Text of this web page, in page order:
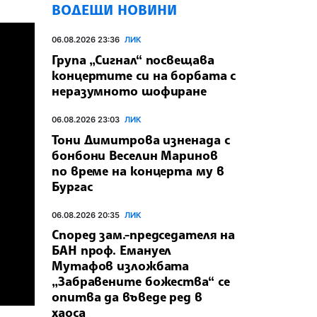
ВОДЕЩИ НОВИНИ
06.08.2026 23:36 ЛИК
Група „Сигнал“ посвещава
концертите си на борбата с
неразумното шофиране
06.08.2026 23:03 ЛИК
Тони Димитрова изненада с
бонбони Веселин Маринов
по време на концерта му в
Бургас
06.08.2026 20:35 ЛИК
Според зам.-председателя на
БАН проф. Емануел
Мутафов изложбата
„Забравените божества“ се
опитва да въведе ред в
хаоса